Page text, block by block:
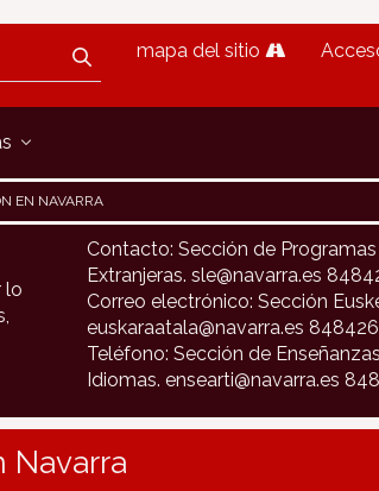
mapa del sitio
EN NAVARRA
lo
Contacto: Sección de
Extranjeras. sle@navarra.es
Correo electrónico: Sección
euskaraatala@navarra.es
Teléfono: Sección de
Idiomas. ensearti@navarra.es
Navarra